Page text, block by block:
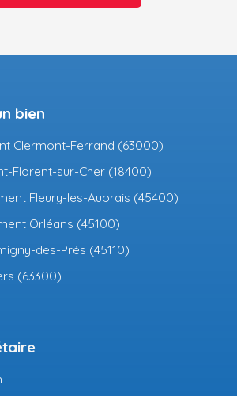
bien
Clermont-Ferrand (63000)
Florent-sur-Cher (18400)
Fleury-les-Aubrais (45400)
Orléans (45100)
des-Prés (45110)
(63300)